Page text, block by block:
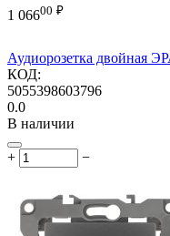
1 06600 ₽
Аудиорозетка двойная
КОД:
5055398603796
0.0
В наличии
+ −